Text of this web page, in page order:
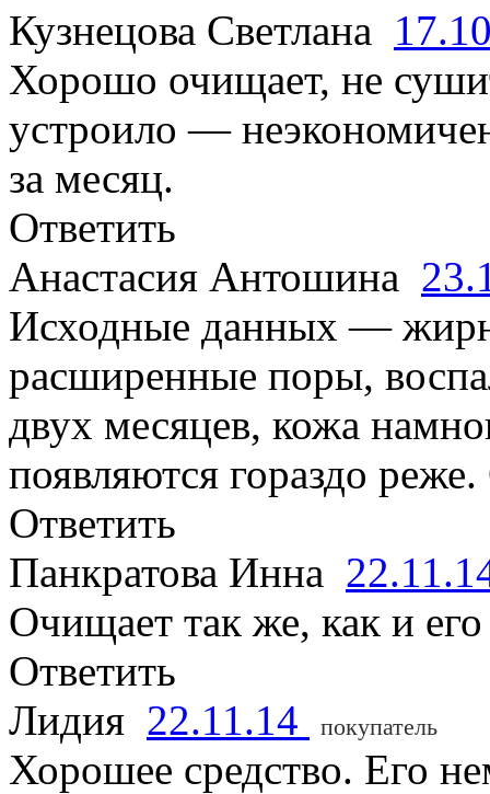
Кузнецова Светлана
Хорошо очищает, не
устроило —
за месяц.
Ответить
Анастасия Антошина
Исходные данных —
расширенные поры,
двух месяцев, кожа
появляются гораздо
Ответить
Панкратова Инна
Очищает так же, как и
Ответить
Лидия 22.11.14 покупатель
Хорошее средство. Его